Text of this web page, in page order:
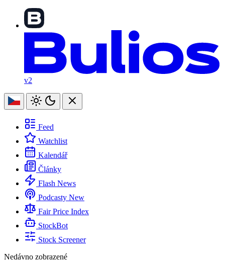
v2
Feed
Watchlist
Kalendář
Články
Flash News
Podcasty New
Fair Price Index
StockBot
Stock Screener
Nedávno zobrazené